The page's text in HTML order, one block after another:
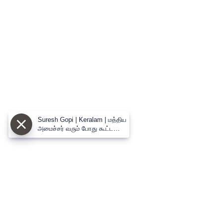
Suresh Gopi | Keralam | மத்திய
அமைச்சர் வரும் போது கூட்ட
நெரிசல்..சட்டென அமைச்சர்